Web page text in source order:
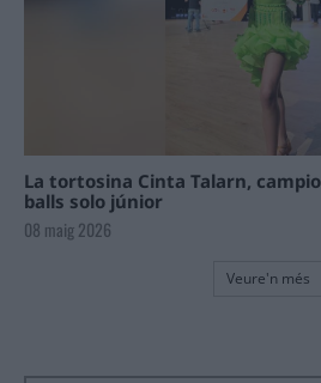
La tortosina Cinta Talarn,
balls solo júnior
08 maig 2026
Veure'n més